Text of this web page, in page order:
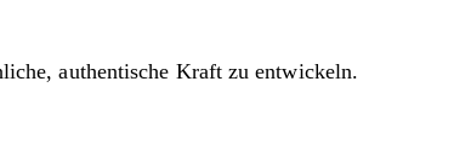
authentische Kraft zu entwickeln.